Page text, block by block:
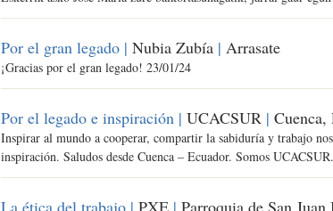
Por el gran legado | Nubia Zubía| Arrasate
¡Gracias por el gran legado! 23/01/24
Por el legado e inspiración | UCACSUR| Cuenca,
Inspirar al mundo a cooperar, compartir la sabiduría y trabajo
inspiración. Saludos desde Cuenca – Ecuador. Somos
La ética del trabajo | PXE| Parroquia de San